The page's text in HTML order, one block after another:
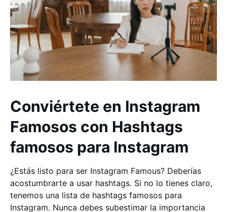
Conviértete en Instagram
Famosos con Hashtags
famosos para Instagram
¿Estás listo para ser Instagram Famous? Deberías
acostumbrarte a usar hashtags. Si no lo tienes claro,
tenemos una lista de hashtags famosos para
Instagram. Nunca debes subestimar la importancia